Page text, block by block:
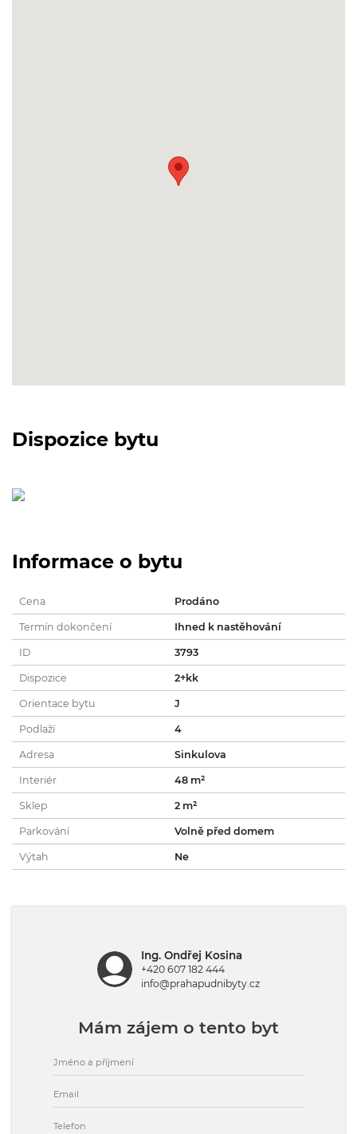
Dispozice bytu
Informace o bytu
Cena Prodáno
Termín dokončení Ihned k nastěhování
ID 3793
Dispozice 2+kk
Orientace bytu J
Podlaží 4
Adresa Sinkulova
Interiér 48 m²
Sklep 2 m²
Parkování Volně před domem
Výtah Ne
Ing. Ondřej Kosina
+420 607 182 444
info@prahapudnibyty.cz
Mám zájem o tento byt